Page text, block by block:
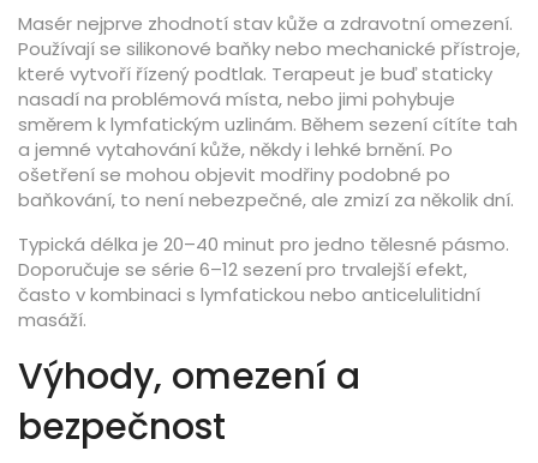
Masér nejprve zhodnotí stav kůže a zdravotní omezení.
Používají se silikonové baňky nebo mechanické přístroje,
které vytvoří řízený podtlak. Terapeut je buď staticky
nasadí na problémová místa, nebo jimi pohybuje
směrem k lymfatickým uzlinám. Během sezení cítíte tah
a jemné vytahování kůže, někdy i lehké brnění. Po
ošetření se mohou objevit modřiny podobné po
baňkování, to není nebezpečné, ale zmizí za několik dní.
Typická délka je 20–40 minut pro jedno tělesné pásmo.
Doporučuje se série 6–12 sezení pro trvalejší efekt,
často v kombinaci s lymfatickou nebo anticelulitidní
masáží.
Výhody, omezení a
bezpečnost